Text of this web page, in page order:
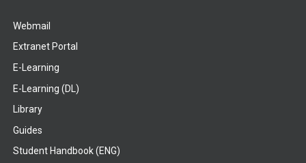
Webmail
Extranet Portal
E-Learning
E-Learning (DL)
Library
Guides
Student Handbook (ENG)